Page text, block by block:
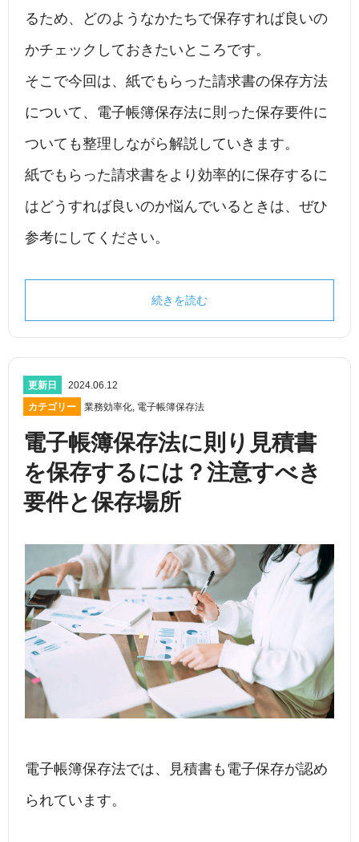
るため、どのようなかたちで保存すれば良いの
かチェックしておきたいところです。
そこで今回は、紙でもらった請求書の保存方法
について、電子帳簿保存法に則った保存要件に
ついても整理しながら解説していきます。
紙でもらった請求書をより効率的に保存するに
はどうすれば良いのか悩んでいるときは、ぜひ
参考にしてください。
続きを読む
更新日
2024.06.12
カテゴリー
業務効率化 電子帳簿保存法
電子帳簿保存法に則り見積書
を保存するには？注意すべき
要件と保存場所
電子帳簿保存法では、見積書も電子保存が認め
られています。